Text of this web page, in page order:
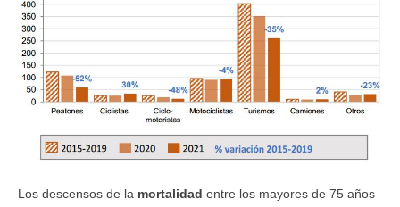
Los descensos de la mortalidad entre los mayores de 75 años